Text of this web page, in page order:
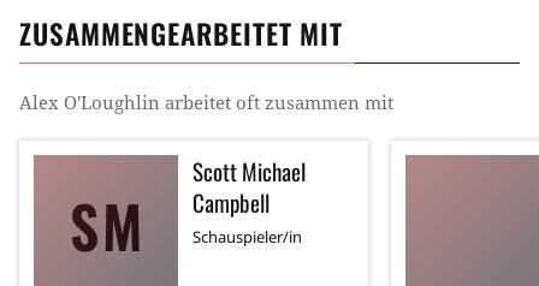
ZUSAMMENGEARBEITET MIT
Alex O'Loughlin arbeitet oft zusammen mit
SM
Scott Michael
Campbell
Schauspieler/in